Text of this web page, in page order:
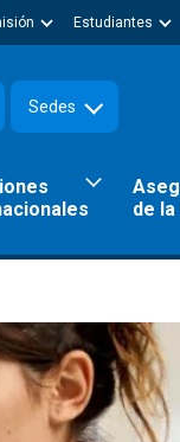
Estudiantes
Sedes
de la